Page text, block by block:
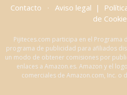
Contacto · Aviso legal |
de
Pijiteces.com participa en el Programa
programa de publicidad para afiliados
un modo de obtener comisiones por
enlaces a Amazon.es. Amazon y el
comerciales de Amazon.com, Inc. o